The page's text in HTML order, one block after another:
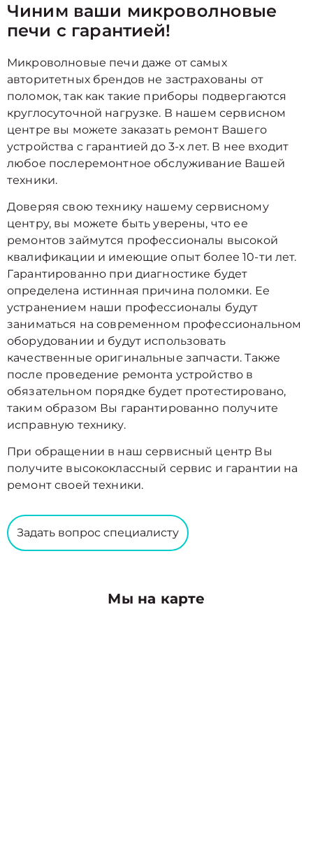
Чиним ваши микроволновые
печи с гарантией!
Микроволновые печи даже от самых
авторитетных брендов не застрахованы от
поломок, так как такие приборы подвергаются
круглосуточной нагрузке. В нашем сервисном
центре вы можете заказать ремонт Вашего
устройства с гарантией до 3-х лет. В нее входит
любое послеремонтное обслуживание Вашей
техники.
Доверяя свою технику нашему сервисному
центру, вы можете быть уверены, что ее
ремонтов займутся профессионалы высокой
квалификации и имеющие опыт более 10-ти лет.
Гарантированно при диагностике будет
определена истинная причина поломки. Ее
устранением наши профессионалы будут
заниматься на современном профессиональном
оборудовании и будут использовать
качественные оригинальные запчасти. Также
после проведение ремонта устройство в
обязательном порядке будет протестировано,
таким образом Вы гарантированно получите
исправную технику.
При обращении в наш сервисный центр Вы
получите высококлассный сервис и гарантии на
ремонт своей техники.
Задать вопрос специалисту
Мы на карте